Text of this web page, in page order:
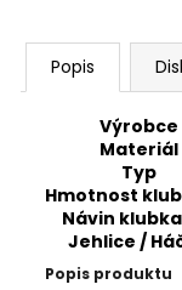
Popis
Výrobce
Materiál
Typ
Hmotnost
Návin
Jehlice /
Popis produktu